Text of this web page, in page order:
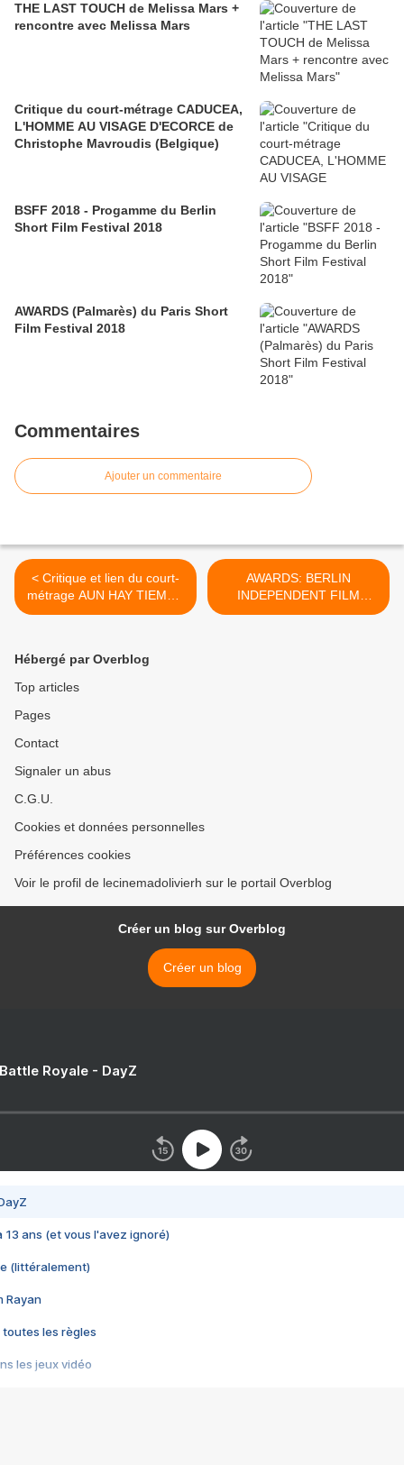
THE LAST TOUCH de Melissa Mars +
rencontre avec Melissa Mars
Critique du court-métrage CADUCEA,
L'HOMME AU VISAGE D'ECORCE de
Christophe Mavroudis (Belgique)
BSFF 2018 - Progamme du Berlin
Short Film Festival 2018
AWARDS (Palmarès) du Paris Short
Film Festival 2018
Commentaires
Ajouter un commentaire
< Critique et lien du court-
métrage AUN HAY TIEMPO
(Still in Time) d'Albert Pinto
AWARDS: BERLIN
INDEPENDENT FILM
FESTIVAL 2018 >
Hébergé par Overblog
Top articles
Pages
Contact
Signaler un abus
C.G.U.
Cookies et données personnelles
Préférences cookies
Voir le profil de lecinemadolivierh sur le portail Overblog
Créer un blog sur Overblog
Créer un blog
Royale - DayZ
13 ans (et vous l'avez ignoré)
(littéralement)
Rayan
toutes les règles
les jeux vidéo